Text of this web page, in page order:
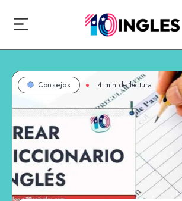
Consejos 4 min de lectura